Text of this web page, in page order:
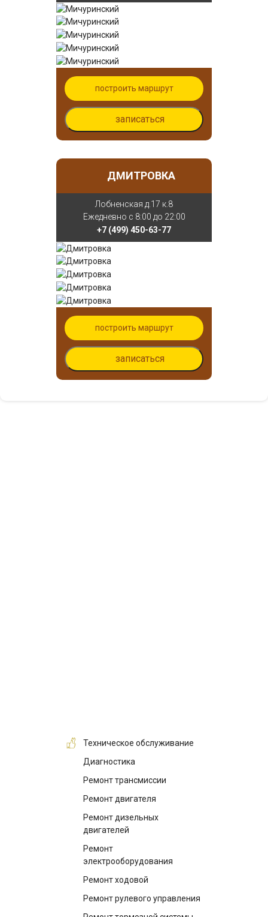
построить маршрут
записаться
ДМИТРОВКА
Лобненская д.17 к.8
Ежедневно с 8:00 до 22:00
+7 (499) 450-63-77
построить маршрут
записаться
Техническое обслуживание
Диагностика
Ремонт трансмиссии
Ремонт двигателя
Ремонт дизельных
двигателей
Ремонт
электрооборудования
Ремонт ходовой
Ремонт рулевого управления